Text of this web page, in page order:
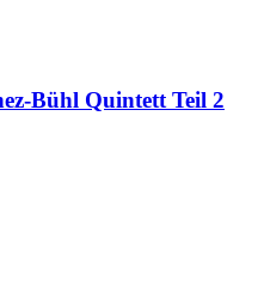
Bühl Quintett Teil 2